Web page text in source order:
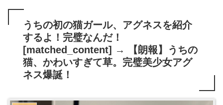
うちの初の猫ガール、アグネスを紹介
するよ！完璧なんだ！
[matched_content] → 【朗報】うちの
猫、かわいすぎて草。完璧美少女アグ
ネス爆誕！